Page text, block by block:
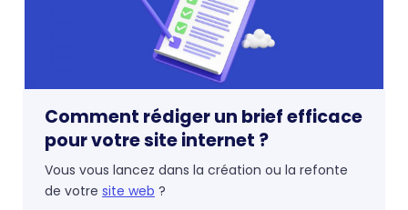
Comment rédiger un brief efficace
pour votre site internet ?
Vous vous lancez dans la création ou la refonte
de votre site web ?